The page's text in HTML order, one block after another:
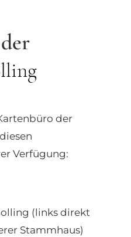
der
Verfügung:
(links direkt
Stammhaus)